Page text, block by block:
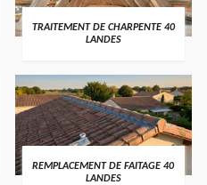
TRAITEMENT DE CHARPENTE 40
LANDES
REMPLACEMENT DE FAITAGE 40
LANDES